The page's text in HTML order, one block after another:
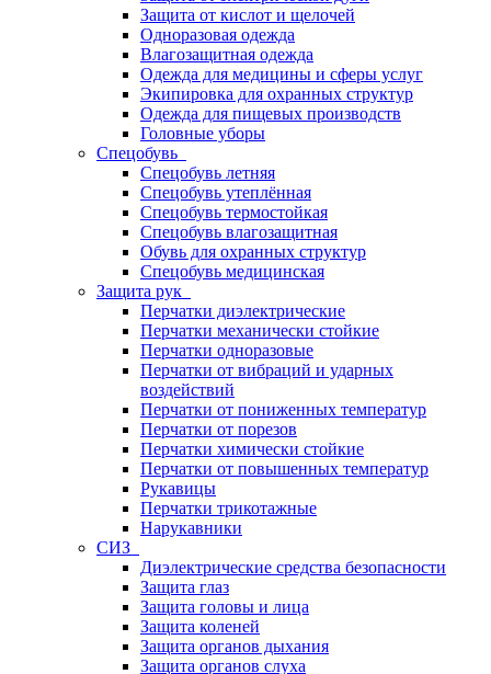
Защита от кислот и щелочей
Одноразовая одежда
Влагозащитная одежда
Одежда для медицины и сферы услуг
Экипировка для охранных структур
Одежда для пищевых производств
Головные уборы
Спецобувь
Спецобувь летняя
Спецобувь утеплённая
Спецобувь термостойкая
Спецобувь влагозащитная
Обувь для охранных структур
Спецобувь медицинская
Защита рук
Перчатки диэлектрические
Перчатки механически стойкие
Перчатки одноразовые
Перчатки от вибраций и ударных
воздействий
Перчатки от пониженных температур
Перчатки от порезов
Перчатки химически стойкие
Перчатки от повышенных температур
Рукавицы
Перчатки трикотажные
Нарукавники
СИЗ
Диэлектрические средства безопасности
Защита глаз
Защита головы и лица
Защита коленей
Защита органов дыхания
Защита органов слуха